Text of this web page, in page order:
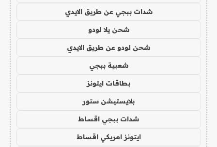
شدات ببجي عن طريق الايدي
شحن يلا لودو
شحن لودو عن طريق الايدي
شعبية ببجي
بطاقات ايتونز
بلايستيشن ستور
شدات ببجي اقساط
ايتونز امريكي اقساط